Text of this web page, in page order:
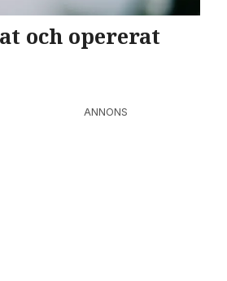
och opererat
ANNONS